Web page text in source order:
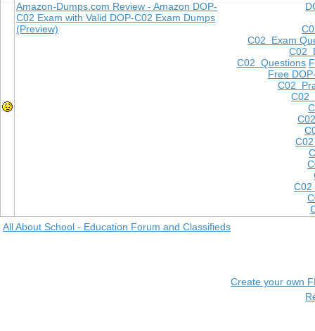
C02 Exam
C02
C02 Questions
Free
C02
C02
C02
Amazon-Dumps.com Review - Amazon DOP-
C02 Exam with Valid DOP-C02 Exam Dumps
(Preview)
All About School - Education Forum and Classifieds
Create your own